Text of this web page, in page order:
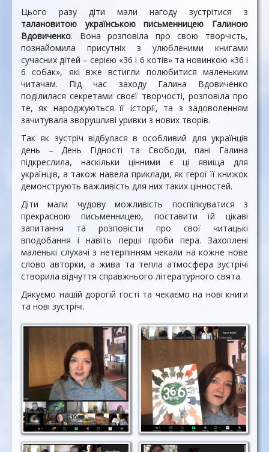
Цього разу діти мали нагоду зустрітися з
талановитою українською письменницею Галиною
Вдовиченко. Вона розповіла про свою творчість,
познайомила присутніх з улюбленими книгами
сучасних дітей – серією «36 і 6 котів» та новинкою «36 і
6 собак», які вже встигли полюбитися маленьким
читачам. Під час заходу Галина Вдовиченко
поділилася секретами своєї творчості, розповіла про
те, як народжуються її історії, та з задоволенням
зачитувала зворушливі уривки з нових творів.
Так як зустріч відбулася в особливий для українців
день – День Гідності та Свободи, пані Галина
підкреслила, наскільки цінними є ці явища для
українців, а також навела приклади, як герої її книжок
демонструють важливість для них таких цінностей.
Діти мали чудову можливість поспілкуватися з
прекрасною письменницею, поставити їй цікаві
запитання та розповісти про свої читацькі
вподобання і навіть перші проби пера. Захоплені
маленькі слухачі з нетерпінням чекали на кожне нове
слово авторки, а жива та тепла атмосфера зустрічі
створила відчуття справжнього літературного свята.
Дякуємо нашій дорогій гості та чекаємо на нові книги
та нові зустрічі.